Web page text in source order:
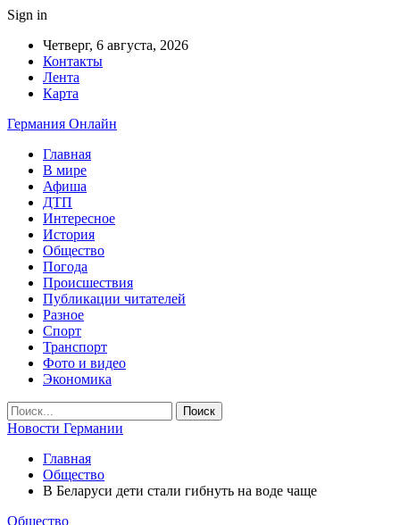
Sign in
Четверг, 6 августа, 2026
Контакты
Лента
Карта
Германия Онлайн
Главная
В мире
Афиша
ДТП
Интересное
История
Общество
Погода
Происшествия
Публикации читателей
Разное
Спорт
Транспорт
Фото и видео
Экономика
Новости Германии
Главная
Общество
В Беларуси дети стали гибнуть на воде чаще
Общество